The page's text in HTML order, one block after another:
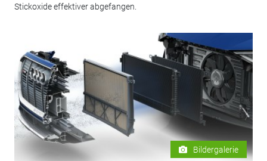
Stickoxide effektiver abgefangen.
Bildergalerie